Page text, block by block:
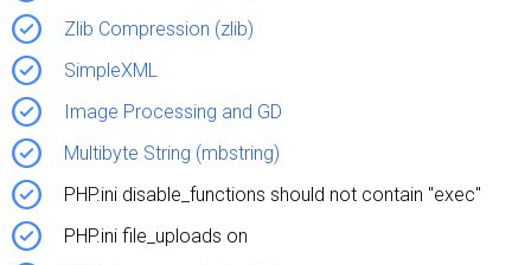
Zlib Compression (zlib)
SimpleXML
Image Processing and GD
Multibyte String (mbstring)
PHP.ini disable_functions should not contain "exec"
PHP.ini file_uploads on